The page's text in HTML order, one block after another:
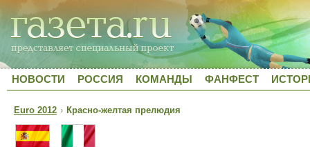
НОВОСТИ РОССИЯ КОМАНДЫ ФАНФЕСТ
Euro 2012 › Красно-желтая прелюдия